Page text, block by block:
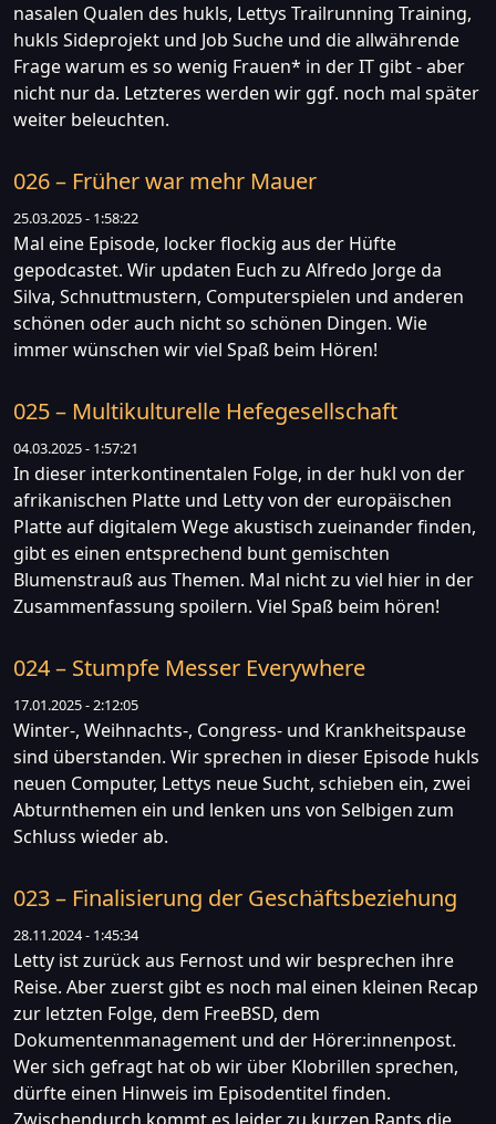
nasalen Qualen des hukls, Lettys Trailrunning Training,
hukls Sideprojekt und Job Suche und die allwährende
Frage warum es so wenig Frauen* in der IT gibt - aber
nicht nur da. Letzteres werden wir ggf. noch mal später
weiter beleuchten.
026 – Früher war mehr Mauer
25.03.2025 - 1:58:22
Mal eine Episode, locker flockig aus der Hüfte
gepodcastet. Wir updaten Euch zu Alfredo Jorge da
Silva, Schnuttmustern, Computerspielen und anderen
schönen oder auch nicht so schönen Dingen. Wie
immer wünschen wir viel Spaß beim Hören!
025 – Multikulturelle Hefegesellschaft
04.03.2025 - 1:57:21
In dieser interkontinentalen Folge, in der hukl von der
afrikanischen Platte und Letty von der europäischen
Platte auf digitalem Wege akustisch zueinander finden,
gibt es einen entsprechend bunt gemischten
Blumenstrauß aus Themen. Mal nicht zu viel hier in der
Zusammenfassung spoilern. Viel Spaß beim hören!
024 – Stumpfe Messer Everywhere
17.01.2025 - 2:12:05
Winter-, Weihnachts-, Congress- und Krankheitspause
sind überstanden. Wir sprechen in dieser Episode hukls
neuen Computer, Lettys neue Sucht, schieben ein, zwei
Abturnthemen ein und lenken uns von Selbigen zum
Schluss wieder ab.
023 – Finalisierung der Geschäftsbeziehung
28.11.2024 - 1:45:34
Letty ist zurück aus Fernost und wir besprechen ihre
Reise. Aber zuerst gibt es noch mal einen kleinen Recap
zur letzten Folge, dem FreeBSD, dem
Dokumentenmanagement und der Hörer:innenpost.
Wer sich gefragt hat ob wir über Klobrillen sprechen,
dürfte einen Hinweis im Episodentitel finden.